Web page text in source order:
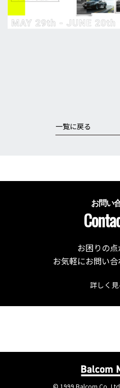
一覧に戻る
お問い
お困りの
お気軽にお問い合
詳しく見
© 1999 Balcom